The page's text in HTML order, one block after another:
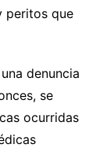
peritos que
denuncia
se
ocurridas